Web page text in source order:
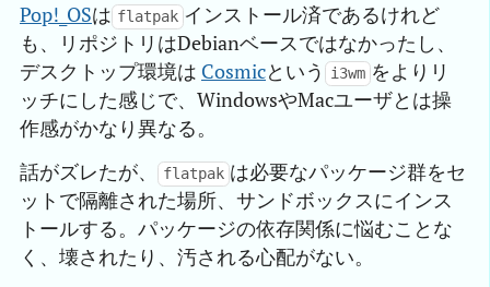
Pop!_OSは flatpak インストール済であるけれど
も、リポジトリはDebianベースではなかったし、
デスクトップ環境は Cosmicという i3wm をよりリ
ッチにした感じで、WindowsやMacユーザとは操
作感がかなり異なる。
話がズレたが、
flatpak は必要なパッケージ群をセ
ットで隔離された場所、サンドボックスにインス
トールする。パッケージの依存関係に悩むことな
く、壊されたり、汚される心配がない。